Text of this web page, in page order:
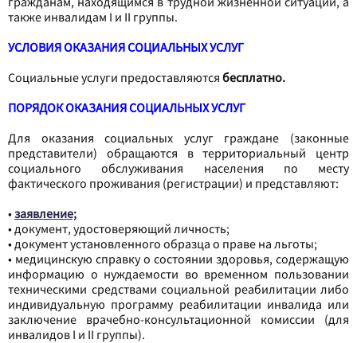
также инвалидам I и II группы.
УСЛОВИЯ ОКАЗАНИЯ СОЦИАЛЬНЫХ УСЛУГ
Социальные услуги предоставляются бесплатно.
ПОРЯДОК ОКАЗАНИЯ СОЦИАЛЬНЫХ УСЛУГ
Для оказания социальных услуг граждане (законные
представители) обращаются в территориальный центр
социального обслуживания населения по месту
фактического проживания (регистрации) и представляют:
•заявление;
•документ, удостоверяющий личность;
•документ установленного образца о праве на льготы;
• медицинскую справку о состоянии здоровья, содержащую
информацию о нуждаемости во временном пользовании
техническими средствами социальной реабилитации либо
индивидуальную программу реабилитации инвалида или
заключение врачебно-консультационной комиссии (для
инвалидов I и II группы).